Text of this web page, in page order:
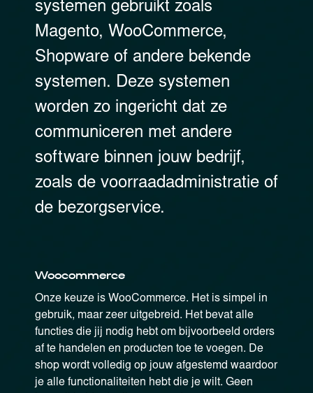
systemen gebruikt zoals
Magento, WooCommerce,
Shopware of andere bekende
systemen. Deze systemen
worden zo ingericht dat ze
communiceren met andere
software binnen jouw bedrijf,
zoals de voorraadadministratie of
de bezorgservice.
Woocommerce
Onze keuze is WooCommerce. Het is simpel in
gebruik, maar zeer uitgebreid. Het bevat alle
functies die jij nodig hebt om bijvoorbeeld orders
af te handelen en producten toe te voegen. De
shop wordt volledig op jouw afgestemd waardoor
je alle functionaliteiten hebt die je wilt. Geen